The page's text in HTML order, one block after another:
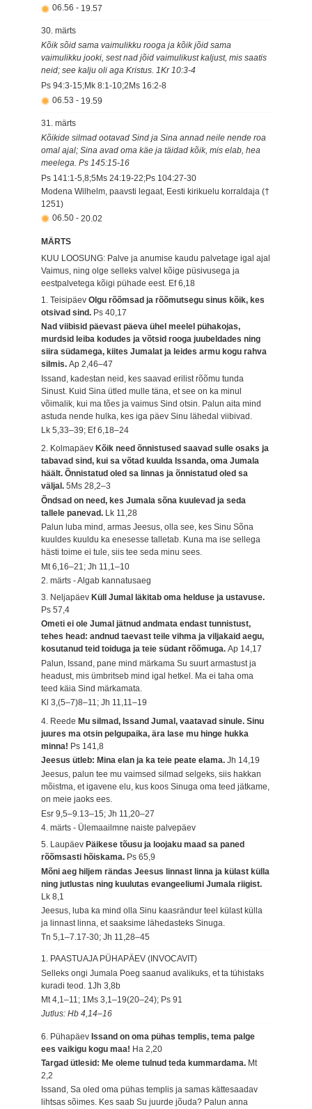
06.56 - 19.57
30. märts
Kõik sõid sama vaimulikku rooga ja kõik jõid sama
vaimulikku jooki, sest nad jõid vaimulikust kaljust, mis saatis
neid; see kalju oli aga Kristus. 1Kr 10:3-4
Ps 94:3-15;Mk 8:1-10;2Ms 16:2-8
06.53 - 19.59
31. märts
Kõikide silmad ootavad Sind ja Sina annad neile nende roa
omal ajal; Sina avad oma käe ja täidad kõik, mis elab, hea
meelega. Ps 145:15-16
Ps 141:1-5,8;5Ms 24:19-22;Ps 104:27-30
Modena Wilhelm, paavsti legaat, Eesti kirikuelu korraldaja (†
1251)
06.50 - 20.02
MÄRTS
KUU LOOSUNG: Palve ja anumise kaudu palvetage igal ajal
Vaimus, ning olge selleks valvel kõige püsivusega ja
eestpalvetega kõigi pühade eest. Ef 6,18
1. TeisipäevOlgu rõõmsad ja rõõmutsegu sinus kõik, kes
otsivad sind. Ps 40,17
Nad viibisid päevast päeva ühel meelel pühakojas,
murdsid leiba kodudes ja võtsid rooga juubeldades ning
siira südamega, kiites Jumalat ja leides armu kogu rahva
silmis.Ap 2,46–47
Issand, kadestan neid, kes saavad erilist rõõmu tunda
Sinust. Kuid Sina ütled mulle täna, et see on ka minul
võimalik, kui ma tões ja vaimus Sind otsin. Palun aita mind
astuda nende hulka, kes iga päev Sinu lähedal viibivad.
Lk 5,33–39; Ef 6,18–24
2. Kolmapäev Kõik need õnnistused saavad sulle osaks ja
tabavad sind, kui sa võtad kuulda Issanda, oma Jumala
häält. Õnnistatud oled sa linnas ja õnnistatud oled sa
väljal.5Ms 28,2–3
Õndsad on need, kes Jumala sõna kuulevad ja seda
tallele panevad. Lk 11,28
Palun luba mind, armas Jeesus, olla see, kes Sinu Sõna
kuuldes kuuldu ka enesesse talletab. Kuna ma ise sellega
hästi toime ei tule, siis tee seda minu sees.
Mt 6,16–21; Jh 11,1–10
2. märts - Algab kannatusaeg
3. Neljapäev Küll Jumal läkitab oma helduse ja ustavuse.
Ps 57,4
Ometi ei ole Jumal jätnud andmata endast tunnistust,
tehes head: andnud taevast teile vihma ja viljakaid aegu,
kosutanud teid toiduga ja teie südant rõõmuga.Ap 14,17
Palun, Issand, pane mind märkama Su suurt armastust ja
headust, mis ümbritseb mind igal hetkel. Ma ei taha oma
teed käia Sind märkamata.
Kl 3,(5–7)8–11; Jh 11,11–19
4. ReedeMu silmad, Issand Jumal, vaatavad sinule. Sinu
juures ma otsin pelgupaika, ära lase mu hinge hukka
minna! Ps 141,8
Jeesus ütleb: Mina elan ja ka teie peate elama.Jh 14,19
Jeesus, palun tee mu vaimsed silmad selgeks, siis hakkan
mõistma, et igavene elu, kus koos Sinuga oma teed jätkame,
on meie jaoks ees.
Esr 9,5–9.13–15; Jh 11,20–27
4. märts - Ülemaailmne naiste palvepäev
5. Laupäev Päikese tõusu ja loojaku maad sa paned
rõõmsasti hõiskama. Ps 65,9
Mõni aeg hiljem rändas Jeesus linnast linna ja külast külla
ning jutlustas ning kuulutas evangeeliumi Jumala riigist.
Lk 8,1
Jeesus, luba ka mind olla Sinu kaasrändur teel külast külla
ja linnast linna, et saaksime lähedasteks Sinuga.
Tn 5,1–7.17-30; Jh 11,28–45
1. PAASTUAJA PÜHAPÄEV (INVOCAVIT)
Selleks ongi Jumala Poeg saanud avalikuks, et ta tühistaks
kuradi teod. 1Jh 3,8b
Mt 4,1–11; 1Ms 3,1–19(20–24); Ps 91
Jutlus: Hb 4,14–16
6. PühapäevIssand on oma pühas templis, tema palge
ees vaikigu kogu maa! Ha 2,20
Targad ütlesid: Me oleme tulnud teda kummardama. Mt
2,2
Issand, Sa oled oma pühas templis ja samas kättesaadav
lihtsas sõimes. Kes saab Su juurde jõuda? Palun anna